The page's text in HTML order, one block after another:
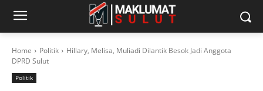
Home Politik
Hillary, Melisa, Muliadi Dilantik Besok Jadi Anggota
DPRD Sulut
Politik